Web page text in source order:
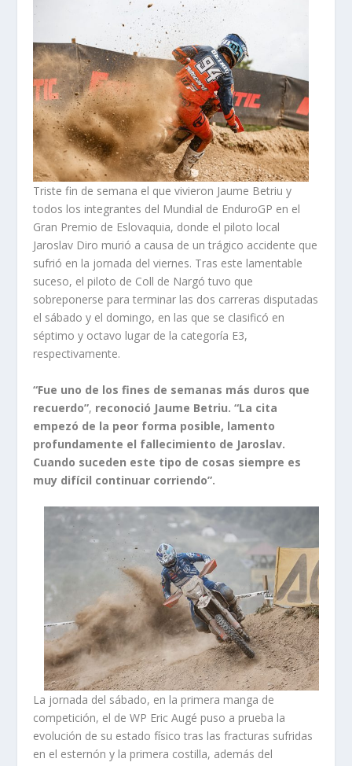
Triste fin de semana el que vivieron Jaume Betriu y
todos los integrantes del Mundial de EnduroGP en el
Gran Premio de Eslovaquia, donde el piloto local
Jaroslav Diro murió a causa de un trágico accidente que
sufrió en la jornada del viernes. Tras este lamentable
suceso, el piloto de Coll de Nargó tuvo que
sobreponerse para terminar las dos carreras disputadas
el sábado y el domingo, en las que se clasificó en
séptimo y octavo lugar de la categoría E3,
respectivamente.
“Fue uno de los fines de semanas más duros que
recuerdo”, reconoció Jaume Betriu. “La cita
empezó de la peor forma posible, lamento
profundamente el fallecimiento de Jaroslav.
Cuando suceden este tipo de cosas siempre es
muy difícil continuar corriendo”.
La jornada del sábado, en la primera manga de
competición, el de WP Eric Augé puso a prueba la
evolución de su estado físico tras las fracturas sufridas
en el esternón y la primera costilla, además del